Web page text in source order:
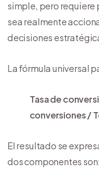
simple, pero requiere
sea realmente
decisiones
La fórmula universal
Tasa de
conversiones /
El resultado se
dos componentes son: